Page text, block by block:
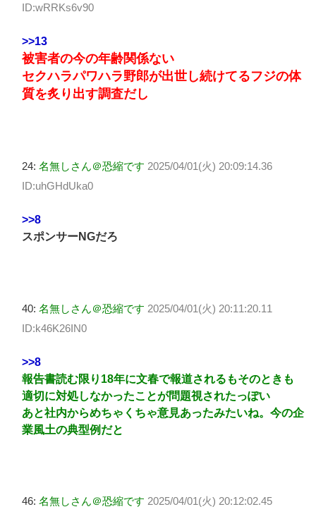
ID:wRRKs6v90
>>13
被害者の今の年齢関係ない
セクハラパワハラ野郎が出世し続けてるフジの体
質を炙り出す調査だし
24: 名無しさん＠恐縮です 2025/04/01(火) 20:09:14.36
ID:uhGHdUka0
>>8
スポンサーNGだろ
40: 名無しさん＠恐縮です 2025/04/01(火) 20:11:20.11
ID:k46K26IN0
>>8
報告書読む限り18年に文春で報道されるもそのときも
適切に対処しなかったことが問題視されたっぽい
あと社内からめちゃくちゃ意見あったみたいね。今の企
業風土の典型例だと
46: 名無しさん＠恐縮です 2025/04/01(火) 20:12:02.45